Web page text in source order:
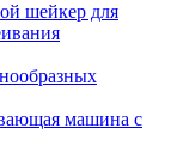
шейкер для
машина с